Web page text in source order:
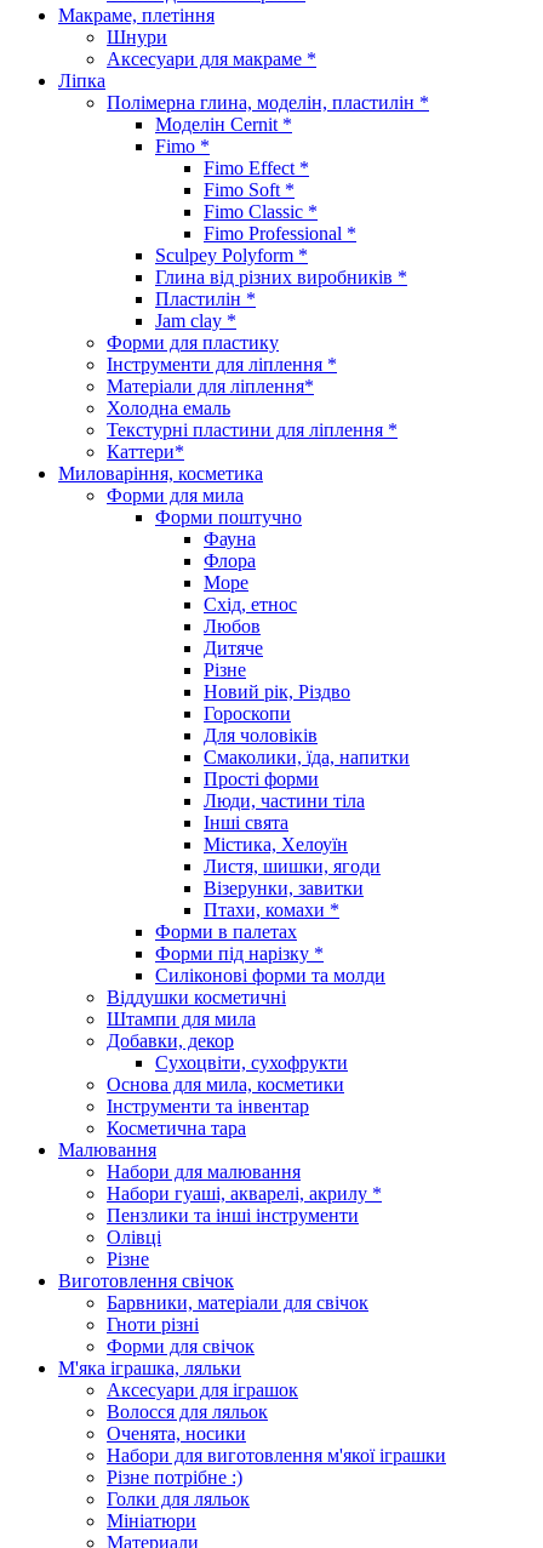
Макраме, плетіння
Шнури
Аксесуари для макраме *
Ліпка
Полімерна глина, моделін, пластилін *
Моделін Cernit *
Fimo *
Fimo Effect *
Fimo Soft *
Fimo Classic *
Fimo Professional *
Sculpey Polyform *
Глина від різних виробників *
Пластилін *
Jam clay *
Форми для пластику
Інструменти для ліплення *
Матеріали для ліплення*
Холодна емаль
Текстурні пластини для ліплення *
Каттери*
Миловаріння, косметика
Форми для мила
Форми поштучно
Фауна
Флора
Море
Схід, етнос
Любов
Дитяче
Різне
Новий рік, Різдво
Гороскопи
Для чоловіків
Смаколики, їда, напитки
Прості форми
Люди, частини тіла
Інші свята
Містика, Хелоуїн
Листя, шишки, ягоди
Візерунки, завитки
Птахи, комахи *
Форми в палетах
Форми під нарізку *
Силіконові форми та молди
Віддушки косметичні
Штампи для мила
Добавки, декор
Сухоцвіти, сухофрукти
Основа для мила, косметики
Інструменти та інвентар
Косметична тара
Малювання
Набори для малювання
Набори гуаші, акварелі, акрилу *
Пензлики та інші інструменти
Олівці
Різне
Виготовлення свічок
Барвники, матеріали для свічок
Гноти різні
Форми для свічок
М'яка іграшка, ляльки
Аксесуари для іграшок
Волосся для ляльок
Оченята, носики
Набори для виготовлення м'якої іграшки
Різне потрібне :)
Голки для ляльок
Мініатюри
Материали